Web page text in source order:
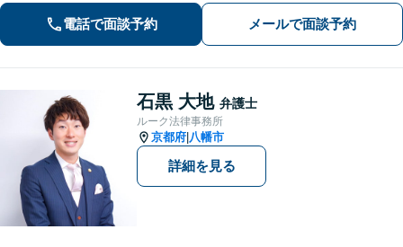
ていただける結果を目指し、迅速かつ
粘り強く対応することをお約束しま
す。
電話で面談予約 メールで面談予約
石黒 大地 弁護士
ルーク法律事務所
京都府 八幡市
詳細を見る